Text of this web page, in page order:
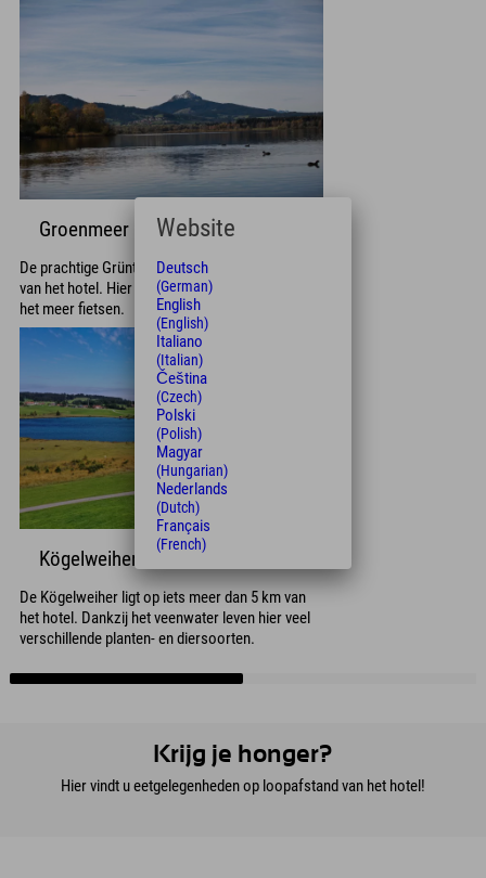
Groenmeer
De prachtige Grüntensee ligt op 6 km afstand
van het hotel. Hier kunt u surfen, zeilen of rond
het meer fietsen.
Kögelweiher
De Kögelweiher ligt op iets meer dan 5 km van
het hotel. Dankzij het veenwater leven hier veel
verschillende planten- en diersoorten.
Krijg je honger?
Hier vindt u eetgelegenheden op loopafstand van het hotel!
Website
Deutsch
(German)
English
(English)
Italiano
(Italian)
Čeština
(Czech)
Polski
(Polish)
Magyar
(Hungarian)
Nederlands
(Dutch)
Français
(French)